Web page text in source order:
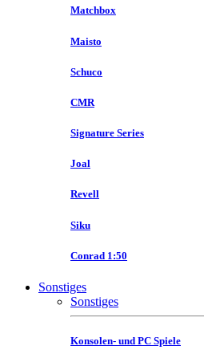
Matchbox
Maisto
Schuco
CMR
Signature Series
Joal
Revell
Siku
Conrad 1:50
Sonstiges
Sonstiges
Konsolen- und PC Spiele